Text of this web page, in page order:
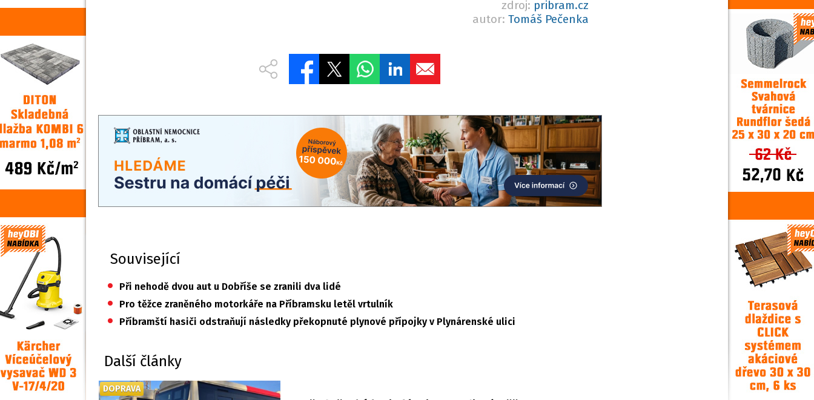
zdroj: pribram.cz
autor: Tomáš Pečenka
Související
• Při nehodě dvou aut u Dobříše se zranili dva lidé
• Pro těžce zraněného motorkáře na Příbramsku letěl vrtulník
• Příbramští hasiči odstraňují následky překopnuté plynové přípojky v Plynárenské ulici
Další články
DOPRAVA